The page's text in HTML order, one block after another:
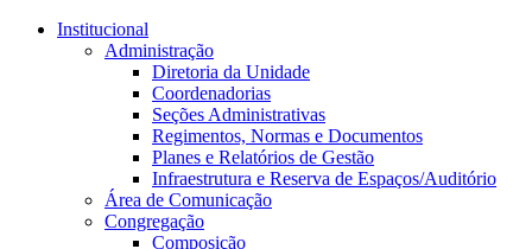
Conteúdo principal
Institucional
Administração
Diretoria da Unidade
Coordenadorias
Seções Administrativas
Regimentos, Normas e Documentos
Planes e Relatórios de Gestão
Infraestrutura e Reserva de Espaços/Auditório
Área de Comunicação
Congregação
Composição